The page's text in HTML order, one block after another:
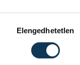
Elengedhetetlen